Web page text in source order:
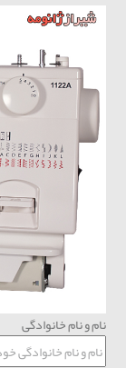
نام و نام خانوادگی